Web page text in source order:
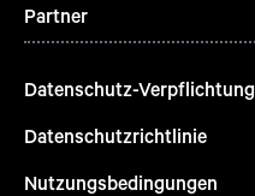
Partner
Datenschutz-Verpflichtung
Datenschutzrichtlinie
Nutzungsbedingungen